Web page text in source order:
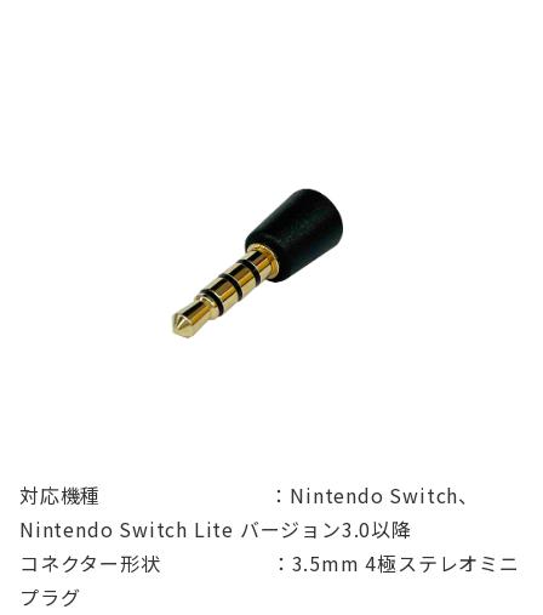
対応機種 ：Nintendo Switch、
Nintendo Switch Lite バージョン3.0以降
コネクター形状 ：3.5mm 4極ステレオミニ
プラグ